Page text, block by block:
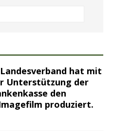
Landesverband hat mit
Unterstützung der
den
produziert.